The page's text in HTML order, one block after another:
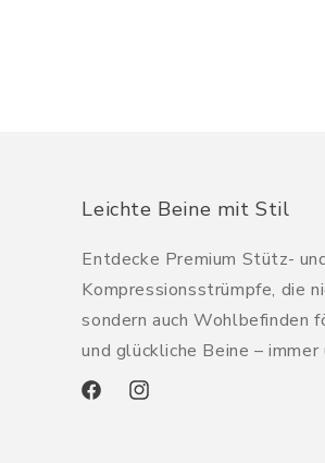
Leichte Beine mit Stil
Entdecke Premium Stütz-
Kompressionsstrümpfe, die
sondern auch Wohlbefinden
und glückliche Beine – immer
FacebookInstagram